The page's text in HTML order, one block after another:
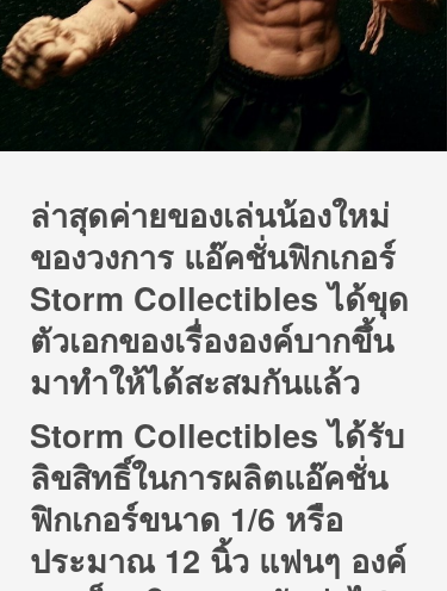
ล่าสุดค่ายของเล่นน้องใหม่
ของวงการ แอ๊คชั่นฟิกเกอร์
Storm Collectibles ได้ขุด
ตัวเอกของเรื่ององค์บากขึ้น
มาทำให้ได้สะสมกันแล้ว
Storm Collectibles ได้รับ
ลิขสิทธิ์ในการผลิตแอ๊คชั่น
ฟิกเกอร์ขนาด 1/6 หรือ
ประมาณ 12 นิ้ว แฟนๆ องค์